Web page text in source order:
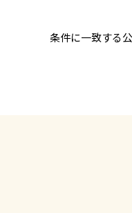
条件に一致する